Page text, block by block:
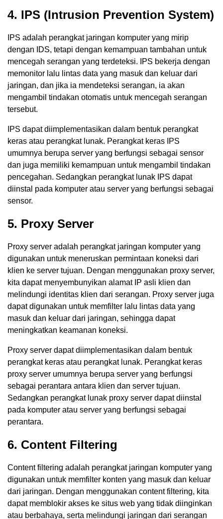
4. IPS (Intrusion Prevention System)
IPS adalah perangkat jaringan komputer yang mirip
dengan IDS, tetapi dengan kemampuan tambahan untuk
mencegah serangan yang terdeteksi. IPS bekerja dengan
memonitor lalu lintas data yang masuk dan keluar dari
jaringan, dan jika ia mendeteksi serangan, ia akan
mengambil tindakan otomatis untuk mencegah serangan
tersebut.
IPS dapat diimplementasikan dalam bentuk perangkat
keras atau perangkat lunak. Perangkat keras IPS
umumnya berupa server yang berfungsi sebagai sensor
dan juga memiliki kemampuan untuk mengambil tindakan
pencegahan. Sedangkan perangkat lunak IPS dapat
diinstal pada komputer atau server yang berfungsi sebagai
sensor.
5. Proxy Server
Proxy server adalah perangkat jaringan komputer yang
digunakan untuk meneruskan permintaan koneksi dari
klien ke server tujuan. Dengan menggunakan proxy server,
kita dapat menyembunyikan alamat IP asli klien dan
melindungi identitas klien dari serangan. Proxy server juga
dapat digunakan untuk memfilter lalu lintas data yang
masuk dan keluar dari jaringan, sehingga dapat
meningkatkan keamanan koneksi.
Proxy server dapat diimplementasikan dalam bentuk
perangkat keras atau perangkat lunak. Perangkat keras
proxy server umumnya berupa server yang berfungsi
sebagai perantara antara klien dan server tujuan.
Sedangkan perangkat lunak proxy server dapat diinstal
pada komputer atau server yang berfungsi sebagai
perantara.
6. Content Filtering
Content filtering adalah perangkat jaringan komputer yang
digunakan untuk memfilter konten yang masuk dan keluar
dari jaringan. Dengan menggunakan content filtering, kita
dapat memblokir akses ke situs web yang tidak diinginkan
atau berbahaya, serta melindungi jaringan dari serangan